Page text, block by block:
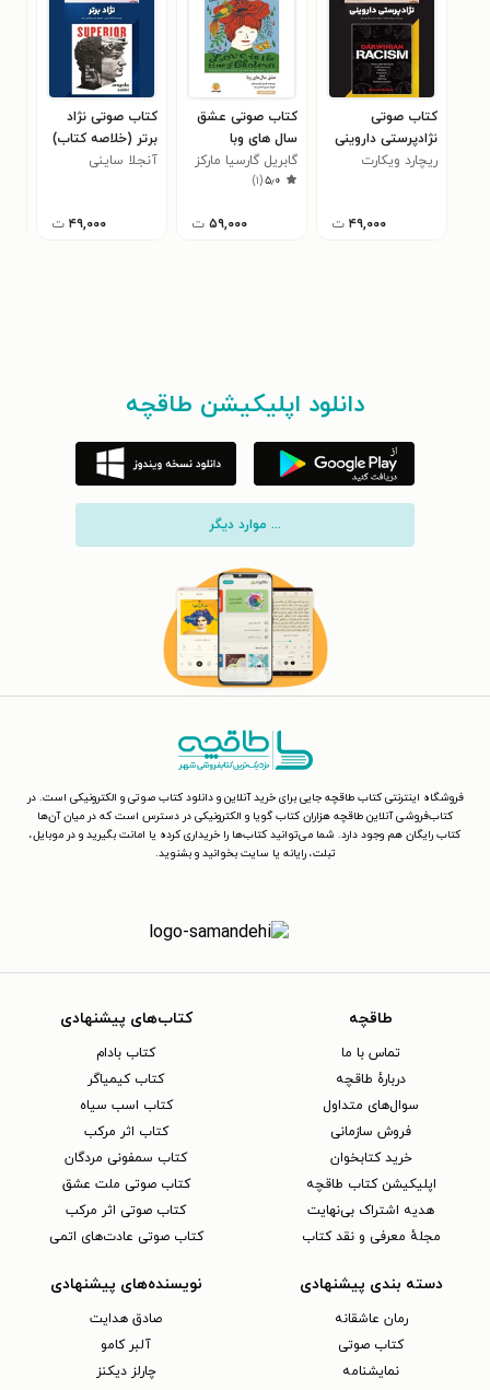
کتاب صوتی
نژادپرستی داروینی
(خلاصه کتاب)
ریچارد ویکارت
۴۹,۰۰۰ ت
کتاب صوتی عشق
سال های وبا
(خلاصه کتاب)
گابریل گارسیا مارکز
۵٫۰(۱)
۵۹,۰۰۰ ت
کتاب صوتی نژاد
برتر (خلاصه کتاب)
آنجلا ساینی
۴۹,۰۰۰ ت
دانلود اپلیکیشن طاقچه
... موارد دیگر
فروشگاه اینترنتی کتاب طاقچه جایی برای خرید آنلاین و دانلود کتاب صوتی و الکترونیکی است. در
کتاب‌فروشی آنلاین طاقچه هزاران کتاب گویا و الکترونیکی در دسترس است که در میان آن‌ها
کتاب رایگان هم وجود دارد. شما می‌توانید کتاب‌ها را خریداری کرده یا امانت بگیرید و در موبایل،
تبلت، رایانه یا سایت بخوانید و بشنوید.
طاقچه
تماس با ما
دربارهٔ طاقچه
سوال‌های متداول
فروش سازمانی
خرید کتابخوان
اپلیکیشن کتاب طاقچه
هدیه اشتراک بی‌نهایت
مجلهٔ معرفی و نقد کتاب
کتاب‌های پیشنهادی
کتاب بادام
کتاب کیمیاگر
کتاب اسب سیاه
کتاب اثر مرکب
کتاب سمفونی مردگان
کتاب صوتی ملت عشق
کتاب صوتی اثر مرکب
کتاب صوتی عادت‌های اتمی
دسته بندی پیشنهادی
رمان عاشقانه
کتاب‌ صوتی
نمایشنامه
نویسنده‌های پیشنهادی
صادق هدایت
آلبر کامو
چارلز دیکنز